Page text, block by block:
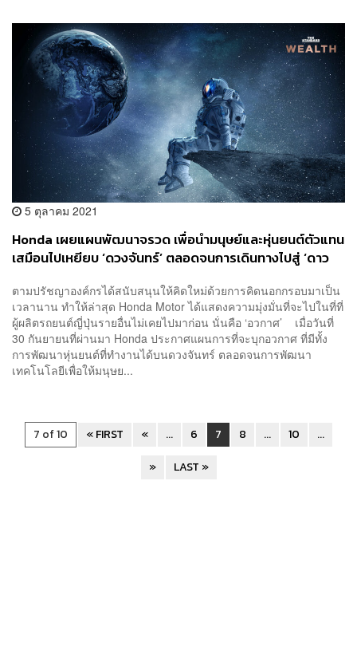
5 ตุลาคม 2021
Honda เผยแผนพัฒนาจรวด เพื่อนำมนุษย์และหุ่นยนต์ตัวแทน
เสมือนไปเหยียบ ‘ดวงจันทร์’ ตลอดจนการเดินทางไปสู่ ‘ดาว
ตามปรัชญาองค์กรได้สนับสนุนให้คิดใหม่ด้วยการคิดนอกกรอบมาเป็น
เวลานาน ทำให้ล่าสุด Honda Motor ได้แสดงความมุ่งมั่นที่จะไปในที่ที่
ผู้ผลิตรถยนต์ญี่ปุ่นรายอื่นไม่เคยไปมาก่อน นั่นคือ ‘อวกาศ’ เมื่อวันที่
30 กันยายนที่ผ่านมา Honda ประกาศแผนการที่จะบุกอวกาศ ที่มีทั้ง
การพัฒนาหุ่นยนต์ที่ทำงานได้บนดวงจันทร์ ตลอดจนการพัฒนา
เทคโนโลยีเพื่อให้มนุษย...
7 of 10 « FIRST « ... 6 7 8 ... 10
...
»
LAST »